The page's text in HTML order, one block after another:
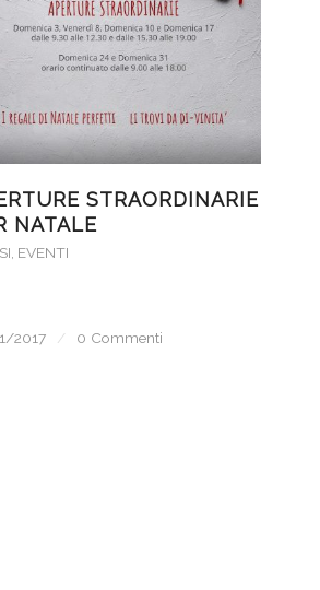
STRAORDINARIE
NATALE
EVENTI
2017 / 0 Commenti